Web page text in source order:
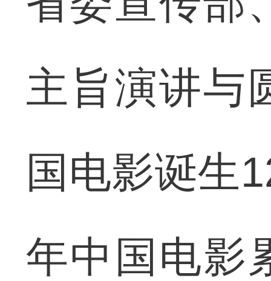
主旨演讲与
国电影诞生
年中国电影